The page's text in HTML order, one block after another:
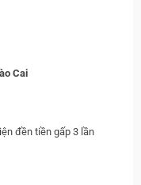
Cai
đền tiền gấp 3 lần